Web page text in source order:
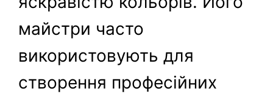
майстри часто
використовують для
створення професійних